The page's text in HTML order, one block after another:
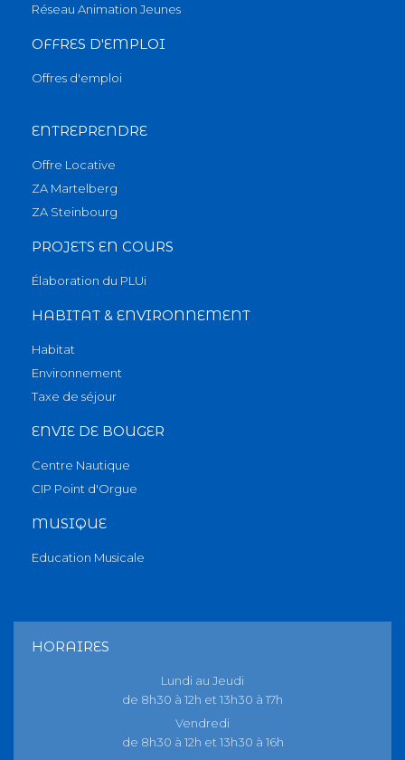
Réseau Animation Jeunes
OFFRES D'EMPLOI
Offres d'emploi
ENTREPRENDRE
Offre Locative
ZA Martelberg
ZA Steinbourg
PROJETS EN COURS
Élaboration du PLUi
HABITAT & ENVIRONNEMENT
Habitat
Environnement
Taxe de séjour
ENVIE DE BOUGER
Centre Nautique
CIP Point d'Orgue
MUSIQUE
Education Musicale
HORAIRES
Lundi au Jeudi
de 8h30 à 12h et 13h30 à 17h
Vendredi
de 8h30 à 12h et 13h30 à 16h